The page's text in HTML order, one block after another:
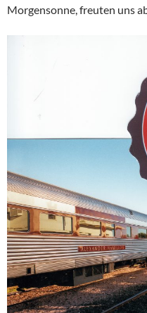
Morgensonne, freuten uns